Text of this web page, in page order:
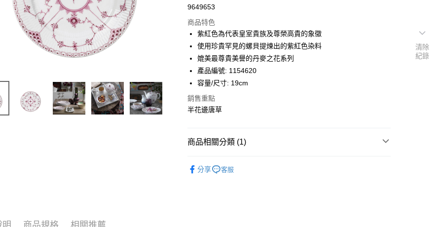
9649653
商品特色
紫紅色為代表皇室貴族及尊榮高貴的象徵
使用珍貴罕見的螺貝提煉出的紫紅色染料
媲美最尊貴美譽的丹麥之花系列
產品編號: 1154620
容量/尺寸: 19cm
銷售重點
半花邊唐草
商品相關分類 (1)
分享
客服
明 商品規格 相關推薦
清除
紀錄